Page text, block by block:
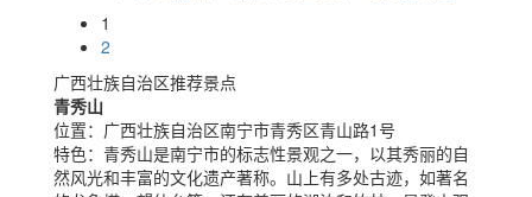
1
2
广西壮族自治区推荐景点
青秀山
位置： 广西壮族自治区南宁市青秀区青山路1号
特色： 青秀山是南宁市的标志性景观之一，以其秀丽的自
然风光和丰富的文化遗产著称。山上有多处古迹，如著名